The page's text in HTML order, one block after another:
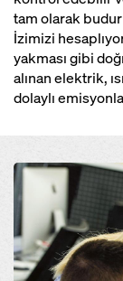
tam olarak
İzimizi
yakması gibi
alınan elektrik,
dolaylı
Open